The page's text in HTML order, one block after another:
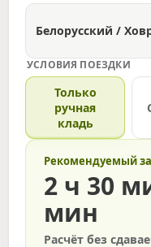
Белорусский /
УСЛОВИЯ ПОЕЗДКИ
Только
ручная
кладь
Рекомендуемый
2 ч 30
мин
Расчёт без